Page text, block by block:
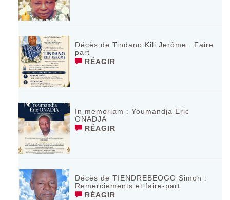
Décès de Tindano Kili Jerôme : Faire
part
RÉAGIR
In memoriam : Youmandja Eric
ONADJA
RÉAGIR
Décès de TIENDREBEOGO Simon :
Remerciements et faire-part
RÉAGIR